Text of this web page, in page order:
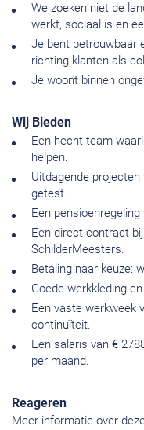
We zoeken niet de
werkt, sociaal is en
Je bent betrouwbaar
richting klanten als
Je woont binnen
Wij Bieden
Een hecht team
helpen.
Uitdagende
getest.
Een
Een direct contract
SchilderMeesters.
Betaling naar keuze:
Goede werkkleding
Een vaste werkweek
continuïteit.
Een salaris van €
per maand.
Reageren
Meer informatie over